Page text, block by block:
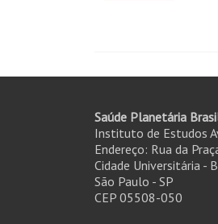
Saúde Planetária
Instituto de Estudos
Endereço: Rua da
Cidade Universitária -
São Paulo - SP
CEP 05508-050